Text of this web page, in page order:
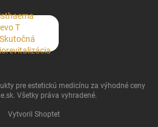
T
Vytvoril Shoptet
pre estetickú medicínu za výhodné ceny
. Všetky práva vyhradené.